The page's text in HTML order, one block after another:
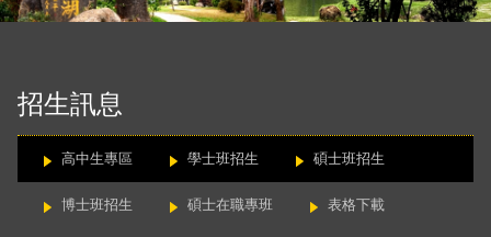
招生訊息
高中生專區 學士班招生 碩士班招生
博士班招生 碩士在職專班 表格下載